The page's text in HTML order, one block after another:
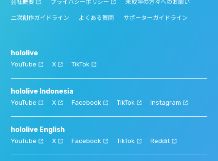
会社概要 プライバシーポリシー 未成年の方々へのお願い
二次創作ガイドライン よくある質問 サポーターガイドライン
hololive
YouTube X TikTok
hololive Indonesia
YouTube X Facebook TikTok Instagram
hololive English
YouTube X Facebook TikTok Reddit